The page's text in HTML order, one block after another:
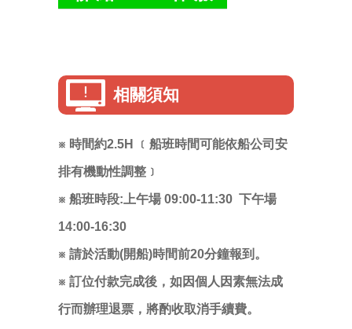
相關須知
※ 時間約2.5H ﹝船班時間可能依船公司安
排有機動性調整﹞
※ 船班時段:上午場 09:00-11:30 下午場
14:00-16:30
※ 請於活動(開船)時間前20分鐘報到。
※ 訂位付款完成後，如因個人因素無法成
行而辦理退票，將酌收取消手續費。